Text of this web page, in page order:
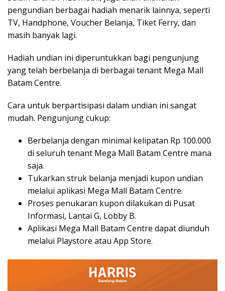
pengundian berbagai hadiah menarik lainnya, seperti
TV, Handphone, Voucher Belanja, Tiket Ferry, dan
masih banyak lagi.
Hadiah undian ini diperuntukkan bagi pengunjung
yang telah berbelanja di berbagai tenant Mega Mall
Batam Centre.
Cara untuk berpartisipasi dalam undian ini sangat
mudah. Pengunjung cukup:
Berbelanja dengan minimal kelipatan Rp 100.000
di seluruh tenant Mega Mall Batam Centre mana
saja.
Tukarkan struk belanja menjadi kupon undian
melalui aplikasi Mega Mall Batam Centre.
Proses penukaran kupon dilakukan di Pusat
Informasi, Lantai G, Lobby B.
Aplikasi Mega Mall Batam Centre dapat diunduh
melalui Playstore atau App Store.